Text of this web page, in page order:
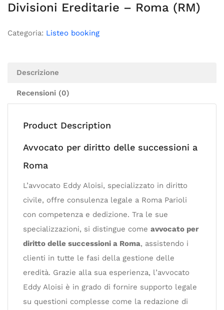
Divisioni Ereditarie – Roma (RM)
Categoria: Listeo booking
Descrizione
Recensioni (0)
Product Description
Avvocato per diritto delle successioni a
Roma
L’avvocato Eddy Aloisi, specializzato in diritto
civile, offre consulenza legale a Roma Parioli
con competenza e dedizione. Tra le sue
specializzazioni, si distingue come avvocato per
diritto delle successioni a Roma, assistendo i
clienti in tutte le fasi della gestione delle
eredità. Grazie alla sua esperienza, l’avvocato
Eddy Aloisi è in grado di fornire supporto legale
su questioni complesse come la redazione di